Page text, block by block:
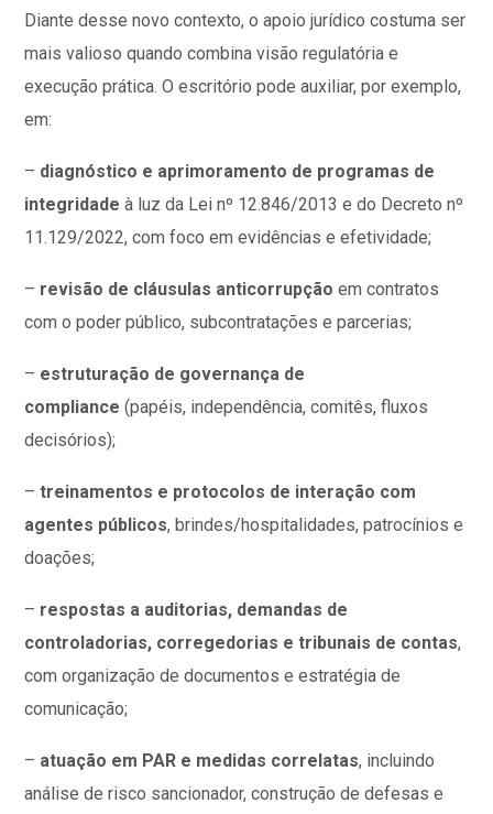
Diante desse novo contexto, o apoio jurídico costuma ser
mais valioso quando combina visão regulatória e
execução prática. O escritório pode auxiliar, por exemplo,
em:
– diagnóstico e aprimoramento de programas de
integridade à luz da Lei nº 12.846/2013 e do Decreto nº
11.129/2022, com foco em evidências e efetividade;
– revisão de cláusulas anticorrupção em contratos
com o poder público, subcontratações e parcerias;
– estruturação de governança de
compliance (papéis, independência, comitês, fluxos
decisórios);
–treinamentos e protocolos de interação com
agentes públicos, brindes/hospitalidades, patrocínios e
doações;
– respostas a auditorias, demandas de
controladorias, corregedorias e tribunais de contas,
com organização de documentos e estratégia de
comunicação;
– atuação em PAR e medidas correlatas, incluindo
análise de risco sancionador, construção de defesas e